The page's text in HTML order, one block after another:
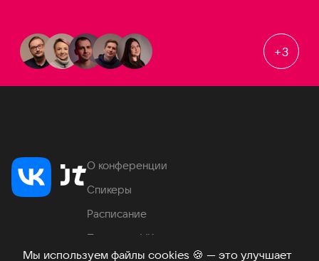
Мы используем файлы cookies 🍪 — это улучшает
+3
О конференции
Спикеры
Расписание
Продукты VK